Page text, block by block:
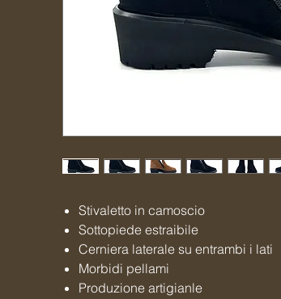
Stivaletto in camoscio
Sottopiede estraibile
Cerniera laterale su entrambi i lati
Morbidi pellami
Produzione artigianle